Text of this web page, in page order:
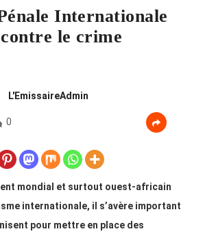
Internationale
le crime
L'EmissaireAdmin
0
mondial et surtout ouest-africain
internationale, il s’avère important
pour mettre en place des